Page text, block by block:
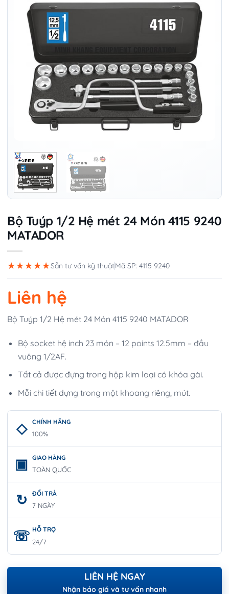
Bộ Tuýp 1/2 Hệ mét 24 Món 4115 9240
MATADOR
★★★★★Sẵn tư vấn kỹ thuậtMã SP: 4115 9240
Liên hệ
Bộ Tuýp 1/2 Hệ mét 24 Món 4115 9240 MATADOR
Bộ socket hệ inch 23 món – 12 points 12.5mm – đầu
vuông 1/2AF.
Tất cả được đựng trong hộp kim loại có khóa gài.
Mỗi chi tiết đựng trong một khoang riêng, mút.
CHÍNH HÃNG
100%
GIAO HÀNG
TOÀN QUỐC
ĐỔI TRẢ
7 NGÀY
HỖ TRỢ
24/7
LIÊN HỆ NGAY
Nhận báo giá và tư vấn nhanh